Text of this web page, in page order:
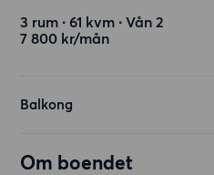
3 rum ∙ 61 kvm ∙ Vån 2
7 800 kr/mån
Balkong
Om boendet